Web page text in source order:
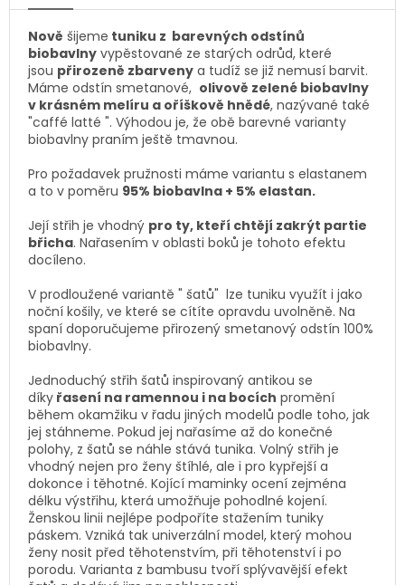
Nově šijeme tuniku z barevných odstínů
biobavlny vypěstované ze starých odrůd, které
jsou přirozeně zbarveny a tudíž se již nemusí barvit.
Máme odstín smetanové, olivově zelené biobavlny
v krásném melíru a oříškově hnědé, nazývané také
"caffé latté ". Výhodou je, že obě barevné varianty
biobavlny praním ještě tmavnou.
Pro požadavek pružnosti máme variantu s elastanem
a to v poměru 95% biobavlna + 5% elastan.
Její střih je vhodný pro ty, kteří chtějí zakrýt partie
břicha. Nařasením v oblasti boků je tohoto efektu
docíleno.
V prodloužené variantě " šatů" lze tuniku využít i jako
noční košily, ve které se cítíte opravdu uvolněně. Na
spaní doporučujeme přirozený smetanový odstín 100%
biobavlny.
Jednoduchý střih šatů inspirovaný antikou se
díky řasení na ramennou i na bocích promění
během okamžiku v řadu jiných modelů podle toho, jak
jej stáhneme. Pokud jej nařasíme až do konečné
polohy, z šatů se náhle stává tunika. Volný střih je
vhodný nejen pro ženy štíhlé, ale i pro kypřejší a
dokonce i těhotné. Kojící maminky ocení zejména
délku výstřihu, která umožňuje pohodlné kojení.
Ženskou linii nejlépe podpoříte stažením tuniky
páskem. Vzniká tak univerzální model, který mohou
ženy nosit před těhotenstvím, při těhotenství i po
porodu. Varianta z bambusu tvoří splývavější efekt